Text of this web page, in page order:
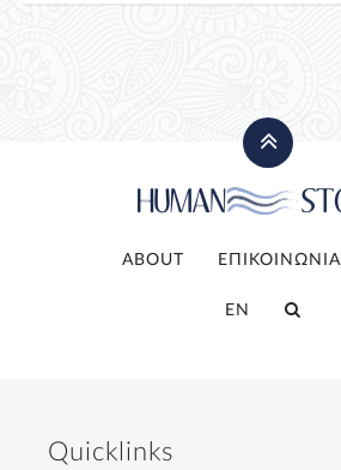
ABOUT ΕΠΙΚΟΙΝΩΝΙΑ
EN
Quicklinks